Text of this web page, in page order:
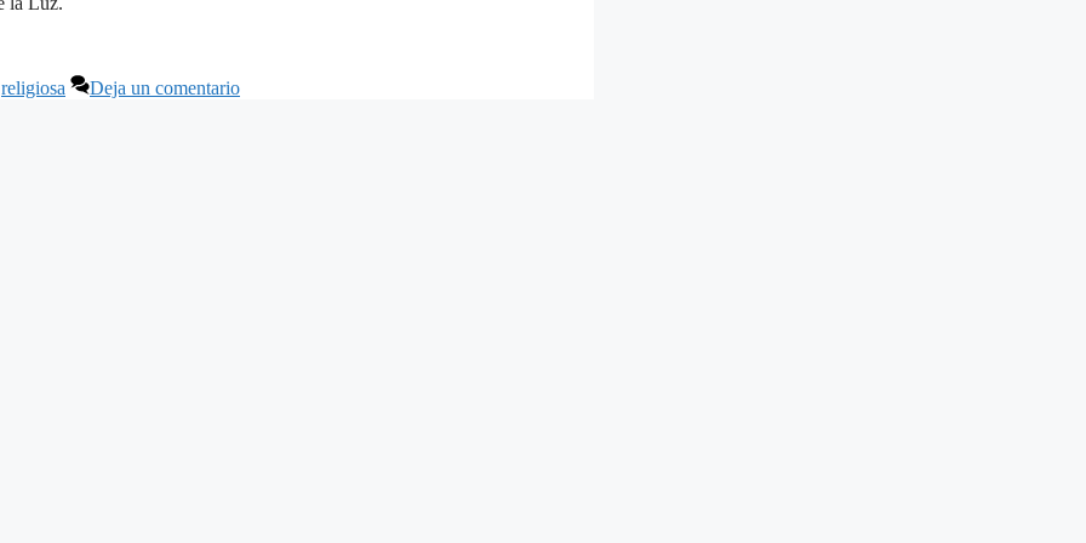
religiosa Deja un comentario